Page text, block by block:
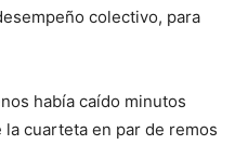
colectivo, para
había caído minutos
cuarteta en par de remos